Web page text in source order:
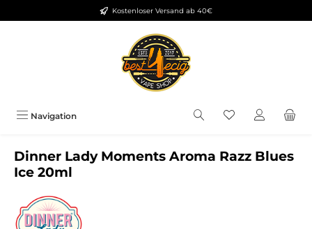
Zum Hauptinhalt springenKostenloser Versand ab 40€
Navigation Du hast 0
Dinner Lady Moments Aroma Razz Blues
Ice 20ml